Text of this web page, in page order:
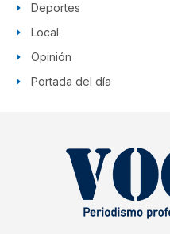
Deportes
Local
Opinión
Portada del día